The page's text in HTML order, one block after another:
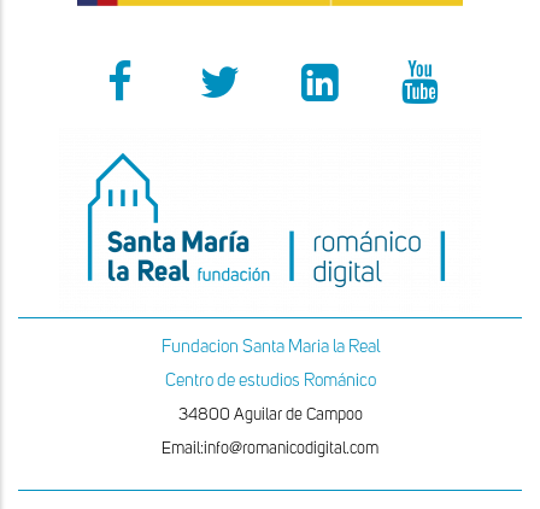
Fundacion Santa Maria la Real
Centro de estudios Románico
34800 Aguilar de Campoo
Email:info@romanicodigital.com